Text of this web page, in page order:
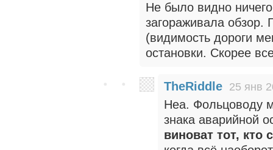
Не было видно
загораживала обзор.
(видимость дороги
остановки. Скорее
TheRiddle 25 янв
Неа. Фольцоводу
знака аварийной
виноват тот, кто